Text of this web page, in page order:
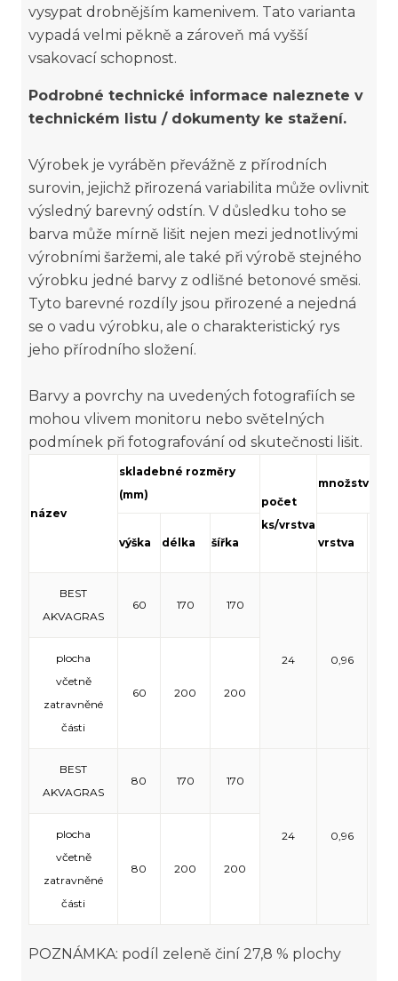
vysypat drobnějším kamenivem. Tato varianta
vypadá velmi pěkně a zároveň má vyšší
vsakovací schopnost.
Podrobné technické informace naleznete v
technickém listu / dokumenty ke stažení.
Výrobek je vyráběn převážně z přírodních
surovin, jejichž přirozená variabilita může ovlivnit
výsledný barevný odstín. V důsledku toho se
barva může mírně lišit nejen mezi jednotlivými
výrobními šaržemi, ale také při výrobě stejného
výrobku jedné barvy z odlišné betonové směsi.
Tyto barevné rozdíly jsou přirozené a nejedná
se o vadu výrobku, ale o charakteristický rys
jeho přírodního složení.
Barvy a povrchy na uvedených fotografiích se
mohou vlivem monitoru nebo světelných
podmínek při fotografování od skutečnosti lišit.
název
skladebné rozměry
(mm)
počet
ks/vrstva
množství (m²)
výška délka šířka vrstva
BEST
AKVAGRAS
60 170 170
24 0,96
plocha
včetně
zatravněné
části
60 200 200
BEST
AKVAGRAS
80 170 170
24 0,96
plocha
včetně
zatravněné
části
80 200 200
POZNÁMKA: podíl zeleně činí 27,8 % plochy